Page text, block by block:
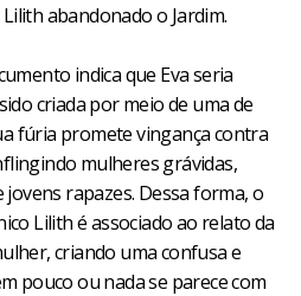
abandonado o Jardim.
indica que Eva seria
criada por meio de uma de
fúria promete vingança contra
mulheres grávidas,
jovens rapazes. Dessa forma, o
Lilith é associado ao relato da
criando uma confusa e
pouco ou nada se parece com